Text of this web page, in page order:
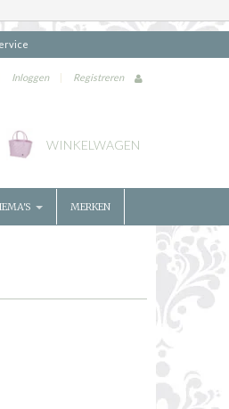
Inloggen | Registreren
WINKELWAGEN
MERKEN